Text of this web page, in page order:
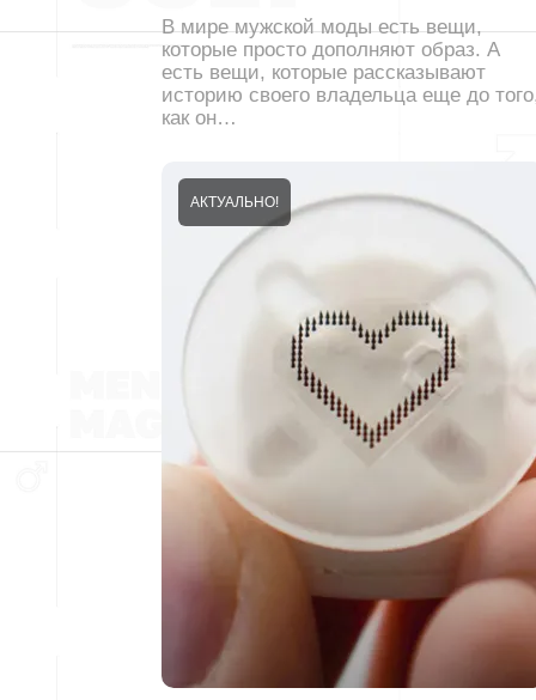
В мире мужской моды есть вещи,
которые просто дополняют образ. А
есть вещи, которые рассказывают
историю своего владельца еще до
как он…
АКТУАЛЬНО!